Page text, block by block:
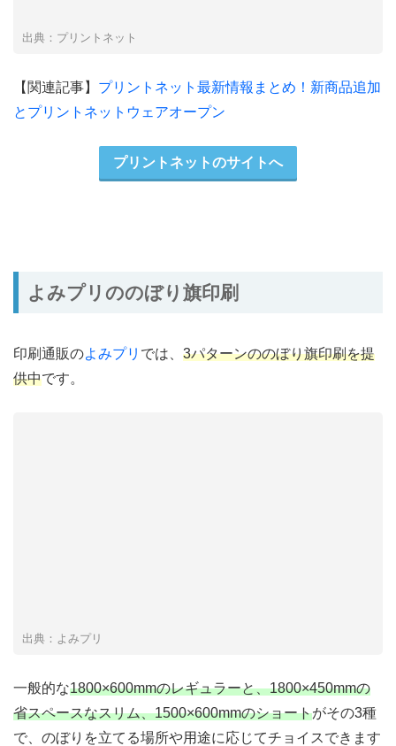
出典：プリントネット
【関連記事】 プリントネット最新情報まとめ！新商品追加
とプリントネットウェアオープン
プリントネットのサイトへ
よみプリののぼり旗印刷
印刷通販のよみプリ では、 3パターンののぼり旗印刷を提
供中です。
出典：よみプリ
一般的な1800×600mmのレギュラーと、1800×450mmの
省スペースなスリム、1500×600mmのショートがその3種
で、のぼりを立てる場所や用途に応じてチョイスできます